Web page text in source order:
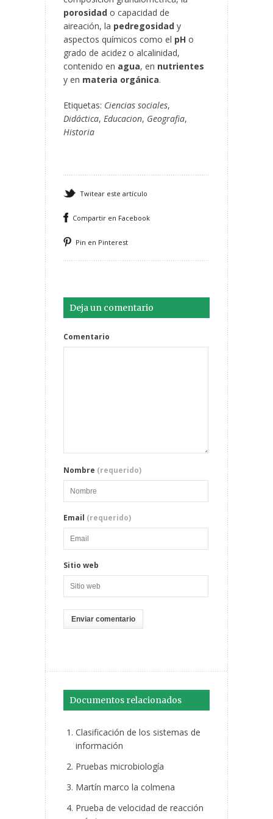
porosidad o capacidad de
aireación, la pedregosidad y
aspectos químicos como el pH o
grado de acidez o alcalinidad,
contenido en agua, en nutrientes
y en materia orgánica.
Etiquetas: Ciencias sociales,
Didáctica, Educacion, Geografia,
Historia
Twitear este artículo
Compartir en Facebook
Pin en Pinterest
Deja un comentario
Comentario
Nombre (requerido)
Email (requerido)
Sitio web
Documentos relacionados
Clasificación de los sistemas de
información
Pruebas microbiología
Martín marco la colmena
Prueba de velocidad de reacción